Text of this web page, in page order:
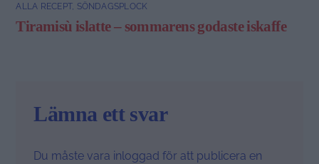
ALLA RECEPT, SÖNDAGSPLOCK
Tiramisù islatte – sommarens godaste iskaffe
Lämna ett svar
Du måste vara inloggad för att publicera en